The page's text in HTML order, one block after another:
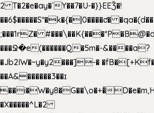
2 T�2�e�ay�`Y��7�U-�}}EEǮ�!
��6$�����S*�k�{�|0����ƈ�
;���1rZ� #���\��K{���*P�B@�d
���Ջ�e(������Q�5m�-&����a?
�Jb2IW�~y�y2���]-�
��A&������3��ɪ
��i�W�y8�G��\o�+�̊
�X�����^L�2